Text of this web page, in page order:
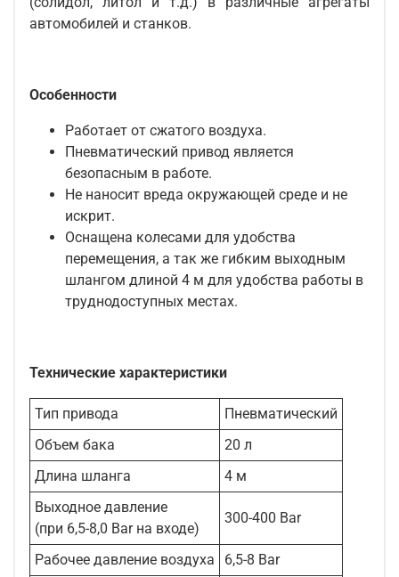
автомобилей и станков.
Особенности
Работает от сжатого воздуха.
Пневматический привод является
безопасным в работе.
Не наносит вреда окружающей среде и не
искрит.
Оснащена колесами для удобства
перемещения, а так же гибким выходным
шлангом длиной 4 м для удобства работы в
труднодоступных местах.
Технические характеристики
Тип привода
Пневматический
Объем бака
20 л
Длина шланга
4 м
Выходное давление
(при 6,5-8,0 Bar на входе)
300-400 Bar
Рабочее давление воздуха 6,5-8 Bar